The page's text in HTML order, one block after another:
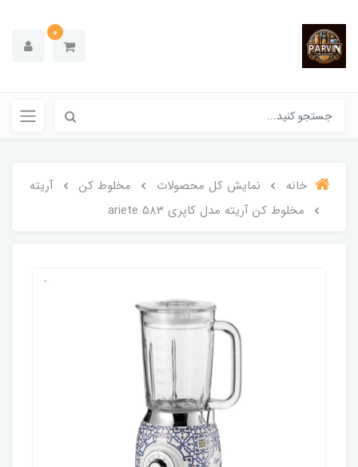
0
خانه نمایش کل محصولات مخلوط کن
آریته
مخلوط کن آریته مدل کاپری 583 ariete